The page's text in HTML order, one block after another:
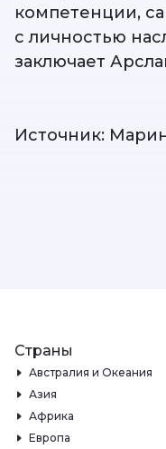
компетенции,
с личностью
заключает
Источник:
Страны
Австралия и Океания
Азия
Африка
Европа